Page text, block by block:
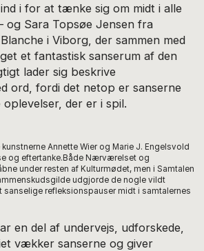
i for at tænke sig om midt i alle
og Sara Topsøe Jensen fra
i Viborg, der sammen med
et fantastisk sanserum af den
lader sig beskrive
ord, fordi det netop er sanserne
der er i spil.
Annette Wier og Marie J. Engelsvold
og eftertanke.Både Nærværelset og
under resten af Kulturmødet, men i Samtalen
udgjorde de nogle vildt
sanselige refleksionspauser midt i samtalernes
en del af undervejs, udforskede,
vækker sanserne og giver